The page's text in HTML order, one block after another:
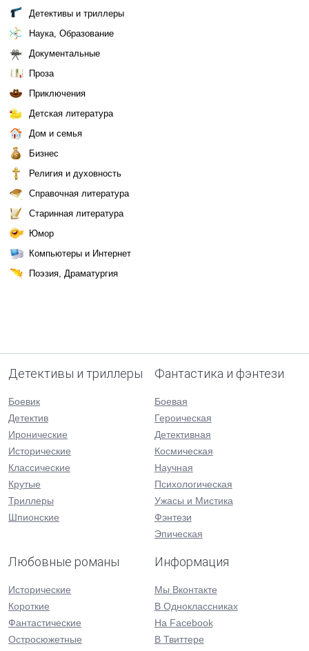
Детективы и триллеры
Наука, Образование
Документальные
Проза
Приключения
Детская литература
Дом и семья
Бизнес
Религия и духовность
Справочная литература
Старинная литература
Юмор
Компьютеры и Интернет
Поэзия, Драматургия
Детективы и триллеры
Боевик
Детектив
Иронические
Исторические
Классические
Крутые
Триллеры
Шпионские
Фантастика и фэнтези
Боевая
Героическая
Детективная
Космическая
Научная
Психологическая
Ужасы и Мистика
Фэнтези
Эпическая
Любовные романы
Исторические
Короткие
Фантастические
Остросюжетные
Информация
Мы Вконтакте
В Одноклассниках
На Facebook
В Твиттере